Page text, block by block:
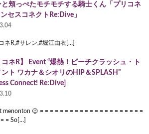
と頬っぺたモチモチする騎士くん「プリコネ
ンセスコネクトRe:Dive」
ネR,#サレン,#堀江由衣[…]
コネR】 Event “爆熱！ピーチクラッシュ・ト
ント ワカナ＆シオリのHIP＆SPLASH”
Connect! Re:Dive]
menonton 😉 = = = = = = = = = = = = = = = = = = = = =
= So[…]